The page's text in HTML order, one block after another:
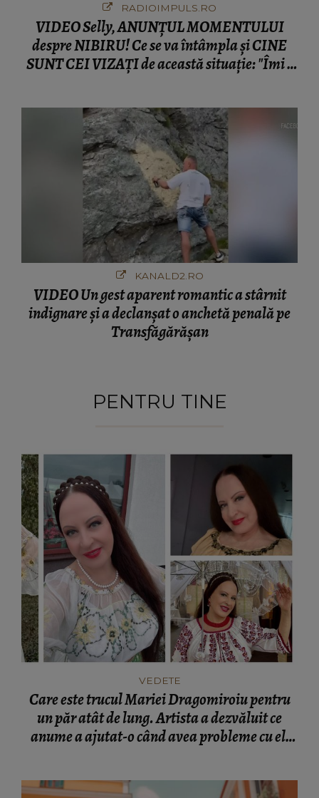
RADIOIMPULS.RO
VIDEO Selly, ANUNȚUL MOMENTULUI
despre NIBIRU! Ce se va întâmpla și CINE
SUNT CEI VIZAȚI de această situație: "Îmi e
KANALD2.RO
VIDEO Un gest aparent romantic a stârnit
indignare și a declanșat o anchetă penală pe
Transfăgărășan
PENTRU TINE
VEDETE
Care este trucul Mariei Dragomiroiu pentru
un păr atât de lung. Artista a dezvăluit ce
anume a ajutat-o când avea probleme cu el: